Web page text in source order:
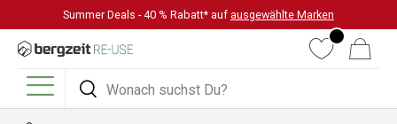
DIREKT ZUM INHALT
Summer Deals - 40 % Rabatt* auf ausgewählte Marken
Suchen
Suchen
WunschlisteWarenkorb
Menü